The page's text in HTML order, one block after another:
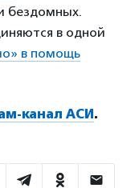
бездомных.
в одной
в помощь
канал АСИ.